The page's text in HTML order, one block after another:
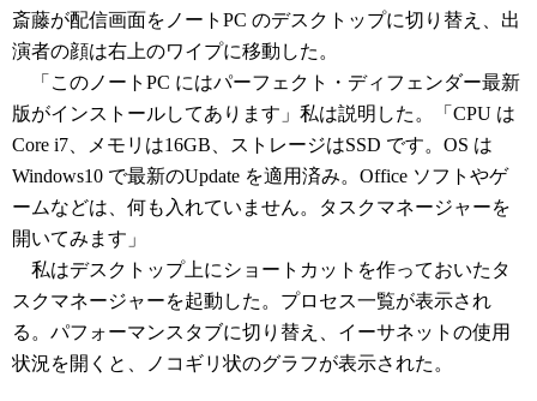
斎藤が配信画面をノートPC のデスクトップに切り替え、出
演者の顔は右上のワイプに移動した。
「このノートPC にはパーフェクト・ディフェンダー最新
版がインストールしてあります」私は説明した。「CPU は
Core i7、メモリは16GB、ストレージはSSD です。OS は
Windows10 で最新のUpdate を適用済み。Office ソフトやゲ
ームなどは、何も入れていません。タスクマネージャーを
開いてみます」
私はデスクトップ上にショートカットを作っておいたタ
スクマネージャーを起動した。プロセス一覧が表示され
る。パフォーマンスタブに切り替え、イーサネットの使用
状況を開くと、ノコギリ状のグラフが表示された。